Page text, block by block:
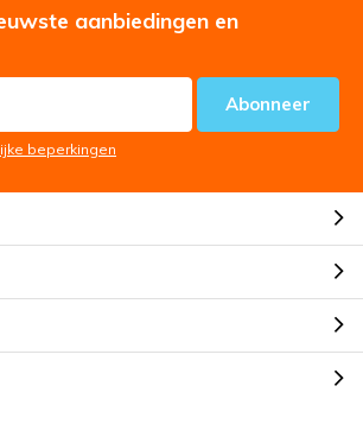
aanbiedingen en
Abonneer
beperkingen